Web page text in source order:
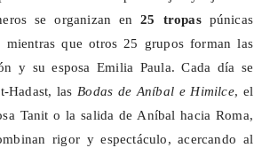
se organizan en25 tropaspúnicas
mientras que otros 25 grupos forman las
y su esposa Emilia Paula. Cada día se
Hadast, lasBodas de Aníbal eHimilce, el
Tanit o la salida de Aníbal hacia Roma,
rigor y espectáculo, acercando al